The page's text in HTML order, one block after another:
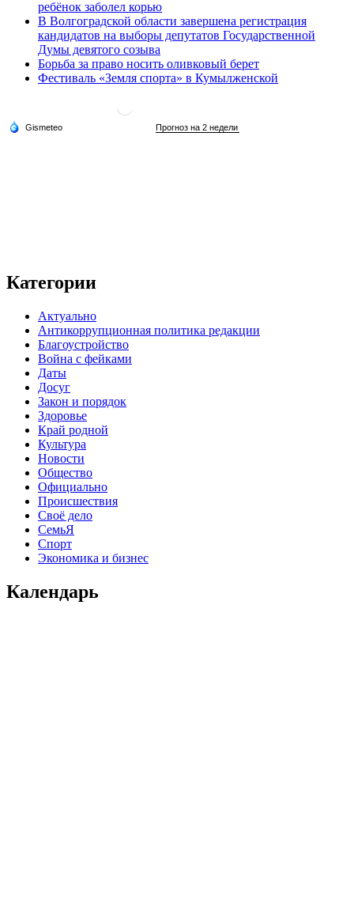
ребёнок заболел корью
В Волгоградской области завершена регистрация
кандидатов на выборы депутатов Государственной
Думы девятого созыва
Борьба за право носить оливковый берет
Фестиваль «Земля спорта» в Кумылженской
Категории
Актуально
Антикоррупционная политика редакции
Благоустройство
Война с фейками
Даты
Досуг
Закон и порядок
Здоровье
Край родной
Культура
Новости
Общество
Официально
Происшествия
Своё дело
СемьЯ
Спорт
Экономика и бизнес
Календарь